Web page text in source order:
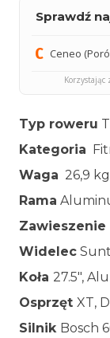
Sprawdź
Ceneo
Typ roweru
Kategoria
Waga 26,9 kg
Rama
Zawieszenie
Widelec
Koła 27.5″,
Osprzęt XT,
Silnik Bosch